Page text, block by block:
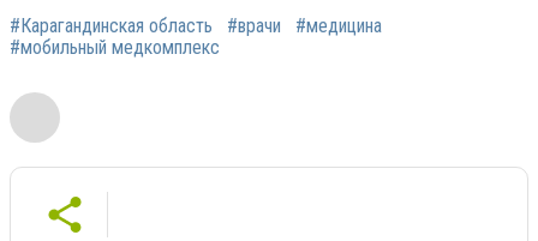
#Карагандинская область #врачи
#медицина
#мобильный медкомплекс